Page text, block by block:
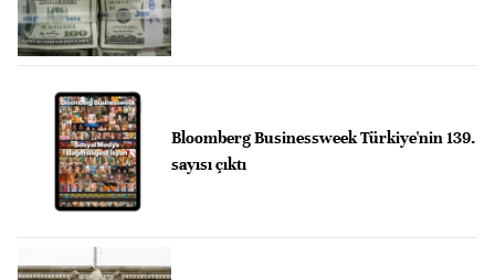
Bloomberg Businessweek Türkiye'nin 139.
sayısı çıktı